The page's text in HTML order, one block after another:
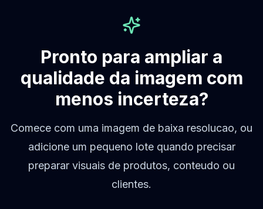
Pronto para ampliar a
qualidade da imagem com
menos incerteza?
Comece com uma imagem de baixa resolucao, ou
adicione um pequeno lote quando precisar
preparar visuais de produtos, conteudo ou
clientes.